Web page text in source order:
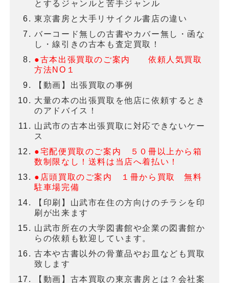
とするジャンルと苦手ジャンル
東京書房と大手リサイクル書店の違い
バーコード無しの古書やカバー無し・函な
し・線引きの古本も査定買取！
●古本出張買取のご案内 依頼人気買取
方法NO１
【動画】出張買取の事例
大量の本の出張買取を他店に依頼するとき
のアドバイス！
山武市の古本出張買取に対応できないケー
ス
●宅配便買取のご案内 ５０冊以上から箱
数制限なし！送料は当店へ着払い！
●店頭買取のご案内 １冊から買取 無料
駐車場完備
【印刷】山武市在住の方向けのチラシを印
刷が出来ます
山武市所在の大学図書館や企業の図書館か
らの依頼も歓迎しています。
古本や古書以外の骨董品やお皿なども買取
致します
【動画】古本買取の東京書房とは？会社案